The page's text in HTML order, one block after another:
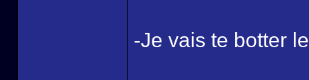
-Je vais te botter